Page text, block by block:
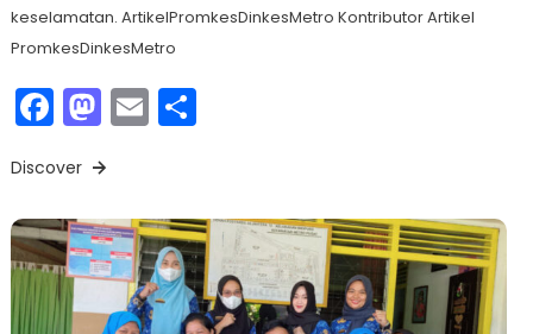
keselamatan. ArtikelPromkesDinkesMetro Kontributor Artikel
PromkesDinkesMetro
Facebook
Mastodon
EmailShare
Discover